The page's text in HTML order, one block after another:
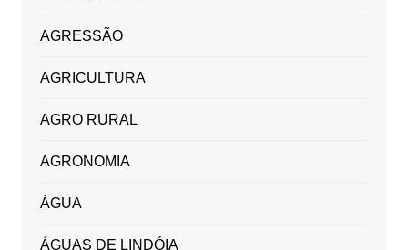
AGRESSÃO
AGRICULTURA
AGRO RURAL
AGRONOMIA
ÁGUA
ÁGUAS DE LINDÓIA